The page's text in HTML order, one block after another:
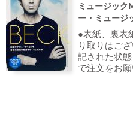
ミュージッ
ー・ミュージ
●表紙、裏表
り取りはご
記された状
で注文をお願